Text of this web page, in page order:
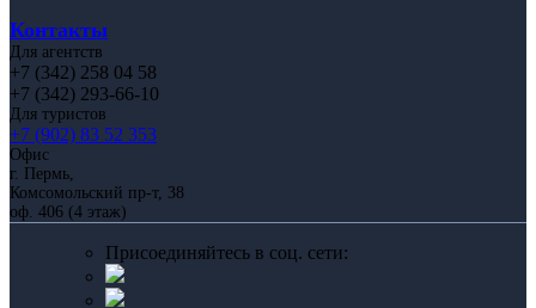
Контакты
Для агентств
+7 (342) 258 04 58
+7 (342) 293-66-10
Для туристов
+7 (902) 83 52 353
Офис
г. Пермь,
Комсомольский пр-т, 38
оф. 406 (4 этаж)
Присоединяйтесь в соц. сети: